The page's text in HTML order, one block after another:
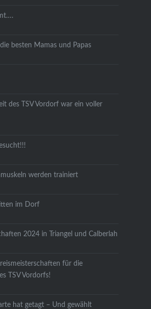
besten Mamas und Papas
des TSV Vordorf war ein voller
werden trainiert
im Dorf
2024 in Triangel und Calberlah
für die
TSV Vordorfs!
hat getagt – Und gewählt